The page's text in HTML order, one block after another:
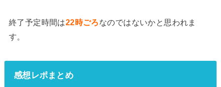
終了予定時間は22時ごろなのではないかと思われま
す。
感想レポまとめ